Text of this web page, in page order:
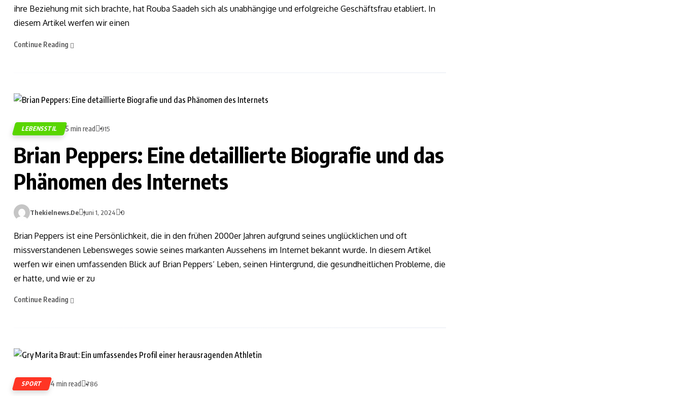
ihre Beziehung mit sich brachte, hat Rouba Saadeh sich als unabhängige und erfolgreiche Geschäftsfrau etabliert. In
diesem Artikel werfen wir einen
Continue Reading
LEBENSSTIL 5 min read 915
Brian Peppers: Eine detaillierte Biografie und das
Phänomen des Internets
Thekielnews.de Juni 1, 2024 0
Brian Peppers ist eine Persönlichkeit, die in den frühen 2000er Jahren aufgrund seines unglücklichen und oft
missverstandenen Lebensweges sowie seines markanten Aussehens im Internet bekannt wurde. In diesem Artikel
werfen wir einen umfassenden Blick auf Brian Peppers‘ Leben, seinen Hintergrund, die gesundheitlichen Probleme, die
er hatte, und wie er zu
Continue Reading
SPORT 4 min read 786